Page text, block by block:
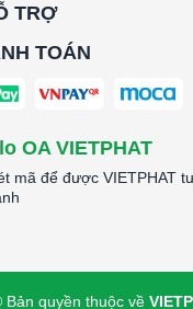
TRỢ
TOÁN
OA VIETPHAT
mã để được VIETPHAT
Bản quyền thuộc về